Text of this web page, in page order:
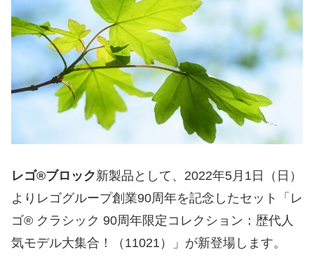
レゴ®ブロック新製品として、2022年5月1日（日）
よりレゴグループ創業90周年を記念したセット「レ
ゴ® クラシック 90周年限定コレクション：歴代人
気モデル大集合！（11021）」が新登場します。